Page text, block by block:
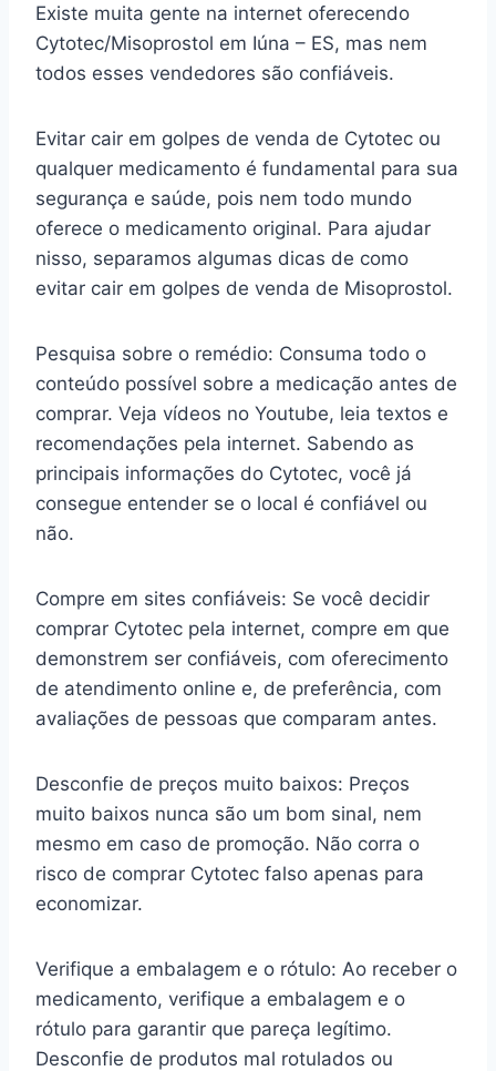
Existe muita gente na internet oferecendo
Cytotec/Misoprostol em Iúna – ES, mas nem
todos esses vendedores são confiáveis.
Evitar cair em golpes de venda de Cytotec ou
qualquer medicamento é fundamental para sua
segurança e saúde, pois nem todo mundo
oferece o medicamento original. Para ajudar
nisso, separamos algumas dicas de como
evitar cair em golpes de venda de Misoprostol.
Pesquisa sobre o remédio: Consuma todo o
conteúdo possível sobre a medicação antes de
comprar. Veja vídeos no Youtube, leia textos e
recomendações pela internet. Sabendo as
principais informações do Cytotec, você já
consegue entender se o local é confiável ou
não.
Compre em sites confiáveis: Se você decidir
comprar Cytotec pela internet, compre em que
demonstrem ser confiáveis, com oferecimento
de atendimento online e, de preferência, com
avaliações de pessoas que comparam antes.
Desconfie de preços muito baixos: Preços
muito baixos nunca são um bom sinal, nem
mesmo em caso de promoção. Não corra o
risco de comprar Cytotec falso apenas para
economizar.
Verifique a embalagem e o rótulo: Ao receber o
medicamento, verifique a embalagem e o
rótulo para garantir que pareça legítimo.
Desconfie de produtos mal rotulados ou